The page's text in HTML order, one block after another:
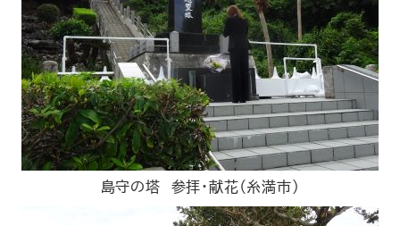
島守の塔 参拝・献花（糸満市）